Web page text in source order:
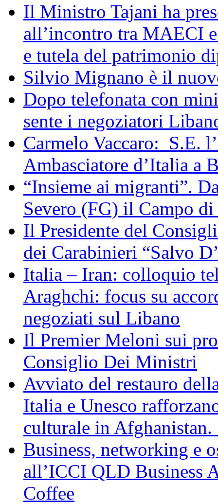
Il Ministro Tajani ha
all’incontro tra MAECI
e tutela del patrimonio
Silvio Mignano è il
Dopo telefonata con
sente i negoziatori
Carmelo Vaccaro: S.E.
Ambasciatore d’Italia a
“Insieme ai migranti”.
Severo (FG) il Campo
Il Presidente del
dei Carabinieri “Salvo
Italia – Iran: colloquio
Araghchi: focus su
negoziati sul Libano
Il Premier Meloni sui
Consiglio Dei Ministri
Avviato del restauro
Italia e Unesco
culturale in
Business, networking e
all’ICCI QLD Business
Coffee